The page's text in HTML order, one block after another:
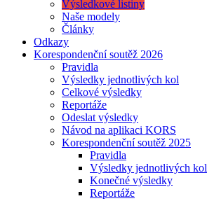
Výsledkové listiny
Naše modely
Články
Odkazy
Korespondenční soutěž 2026
Pravidla
Výsledky jednotlivých kol
Celkové výsledky
Reportáže
Odeslat výsledky
Návod na aplikaci KORS
Korespondenční soutěž 2025
Pravidla
Výsledky jednotlivých kol
Konečné výsledky
Reportáže